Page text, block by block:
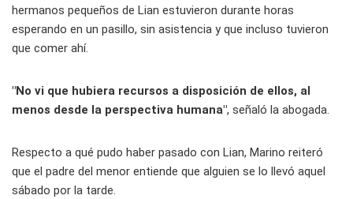
hermanos pequeños de Lian estuvieron durante horas
esperando en un pasillo, sin asistencia y que incluso tuvieron
que comer ahí.
"No vi que hubiera recursos a disposición de ellos, al
menos desde la perspectiva humana", señaló la abogada.
Respecto a qué pudo haber pasado con Lian, Marino reiteró
que el padre del menor entiende que alguien se lo llevó aquel
sábado por la tarde.